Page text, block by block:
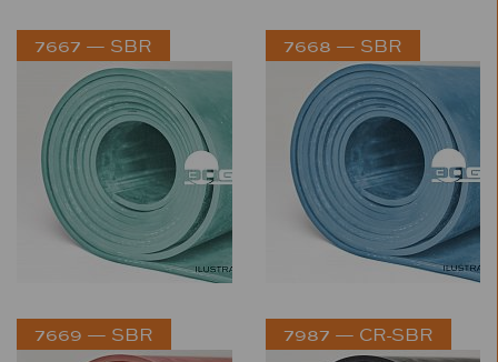
7667 — SBR 7668 — SBR
7669 — SBR 7987 — CR-SBR